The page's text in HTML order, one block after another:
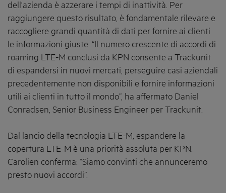
dell'azienda è azzerare i tempi di inattività. Per
raggiungere questo risultato, è fondamentale rilevare e
raccogliere grandi quantità di dati per fornire ai clienti
le informazioni giuste. “Il numero crescente di accordi di
roaming LTE-M conclusi da KPN consente a Trackunit
di espandersi in nuovi mercati, perseguire casi aziendali
precedentemente non disponibili e fornire informazioni
utili ai clienti in tutto il mondo”, ha affermato Daniel
Conradsen, Senior Business Engineer per Trackunit.
Dal lancio della tecnologia LTE-M, espandere la
copertura LTE-M è una priorità assoluta per KPN.
Carolien conferma: “Siamo convinti che annunceremo
presto nuovi accordi”.